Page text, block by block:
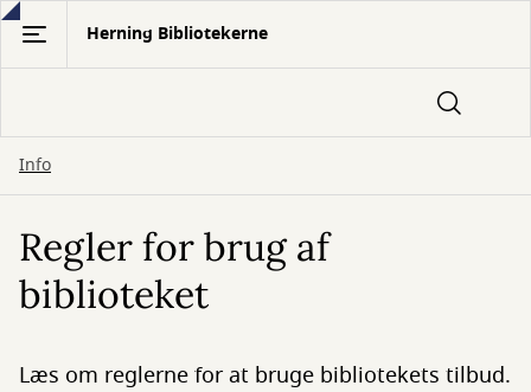
Gå
hovedindhold
Herning Bibliotekerne
Info
Regler for brug af
biblioteket
Læs om reglerne for at bruge bibliotekets tilbud.